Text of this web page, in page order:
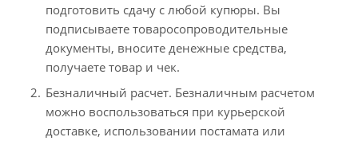
подготовить сдачу с любой купюры. Вы
подписываете товаросопроводительные
документы, вносите денежные средства,
получаете товар и чек.
Безналичный расчет. Безналичным расчетом
можно воспользоваться при курьерской
доставке, использовании постамата или